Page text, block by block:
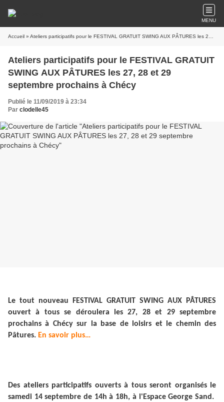
MENU
Accueil » Ateliers participatifs pour le FESTIVAL GRATUIT SWING AUX PÂTURES les 27, 28 et 29 septembre prochains à Chécy
Ateliers participatifs pour le FESTIVAL GRATUIT
SWING AUX PÂTURES les 27, 28 et 29
septembre prochains à Chécy
Publié le 11/09/2019 à 23:34
Par clodelle45
Le tout nouveau FESTIVAL GRATUIT SWING AUX PÂTURES
ouvert à tous se déroulera les 27, 28 et 29 septembre
prochains à Chécy sur la base de loisirs et le chemin des
Pâtures. En savoir plus…
Des ateliers participatifs ouverts à tous seront organisés le
samedi 14 septembre de 14h à 18h, à l'Espace George Sand.